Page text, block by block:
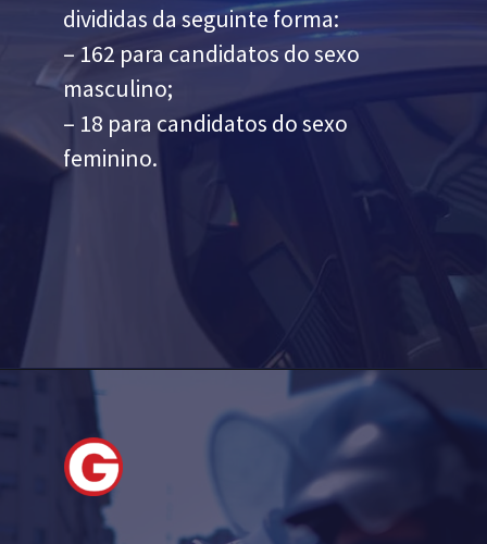
divididas da seguinte forma:
– 162 para candidatos do sexo
masculino;
– 18 para candidatos do sexo
feminino.